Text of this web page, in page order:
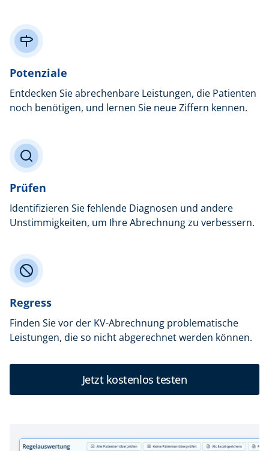
Potenziale
Entdecken Sie abrechenbare Leistungen, die Patienten
noch benötigen, und lernen Sie neue Ziffern kennen.
Prüfen
Identifizieren Sie fehlende Diagnosen und andere
Unstimmigkeiten, um Ihre Abrechnung zu verbessern.
Regress
Finden Sie vor der KV-Abrechnung problematische
Leistungen, die so nicht abgerechnet werden können.
Jetzt kostenlos testen